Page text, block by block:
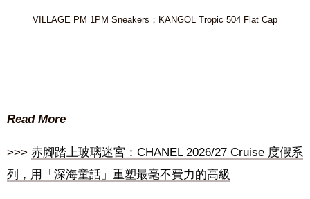
VILLAGE PM 1PM Sneakers；KANGOL Tropic 504 Flat Cap
Read More
>>> 赤腳踏上玻璃迷宮：CHANEL 2026/27 Cruise 度假系
列，用「深海童話」重塑最毫不費力的高級